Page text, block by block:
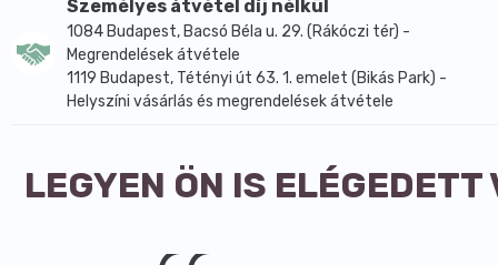
vagy szezám összetevőt. Felbontás után hűvös,
Főbb hatóanyagok és összetevők
Aktív összetevők napi adagban, 4 kapszulában:
L-Histidine 37 mg
L-Isoleucine 115 mg
Személyes átvétel díj nélkül
1084 Budapest, Bacsó Béla u. 29. (Rákóczi tér) -
Megrendelések átvétele
1119 Budapest, Tétényi út 63. 1. emelet (Bikás Park) -
Helyszíni vásárlás és megrendelések átvétele
LEGYEN ÖN IS